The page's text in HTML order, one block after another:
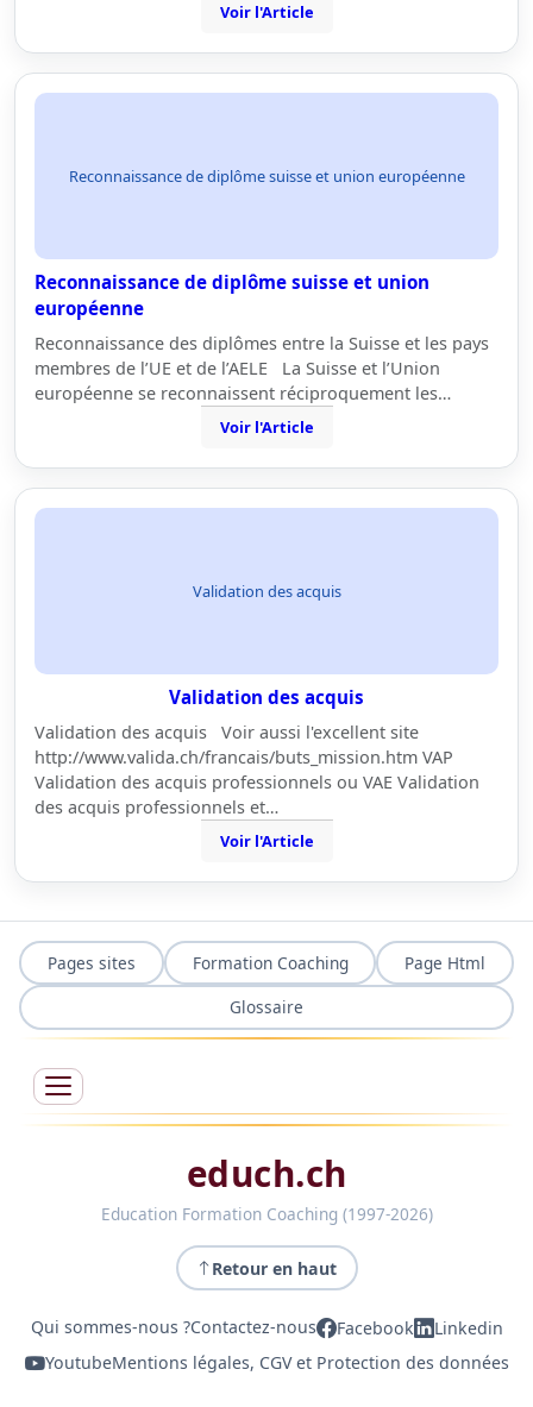
Voir l'Article
Reconnaissance de diplôme suisse et union européenne
Reconnaissance de diplôme suisse et union
européenne
Reconnaissance des diplômes entre la Suisse et les pays
membres de l’UE et de l’AELE La Suisse et l’Union
européenne se reconnaissent réciproquement les…
Voir l'Article
Validation des acquis
Validation des acquis
Validation des acquis Voir aussi l'excellent site
http://www.valida.ch/francais/buts_mission.htm VAP
Validation des acquis professionnels ou VAE Validation
des acquis professionnels et…
Voir l'Article
Pages sites Formation Coaching
Page Html
Glossaire
educh.ch
Education Formation Coaching (1997-2026)
Retour en haut
Qui sommes-nous ?Contactez-nous Facebook
Linkedin
YoutubeMentions légales, CGV et Protection des données